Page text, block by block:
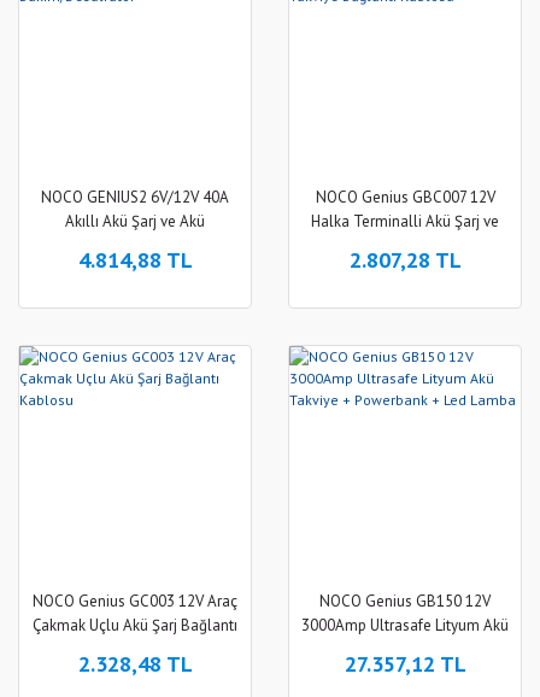
NOCO GENIUS2 6V/12V 40A
Akıllı Akü Şarj ve Akü
4.814,88 TL
NOCO Genius GBC007 12V
Halka Terminalli Akü Şarj ve
2.807,28 TL
NOCO Genius GC003 12V Araç
Çakmak Uçlu Akü Şarj Bağlantı
2.328,48 TL
NOCO Genius GB150 12V
3000Amp Ultrasafe Lityum Akü
Lamba
27.357,12 TL